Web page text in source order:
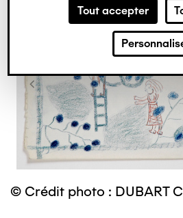
Tout accepter
© Crédit photo : DUBART